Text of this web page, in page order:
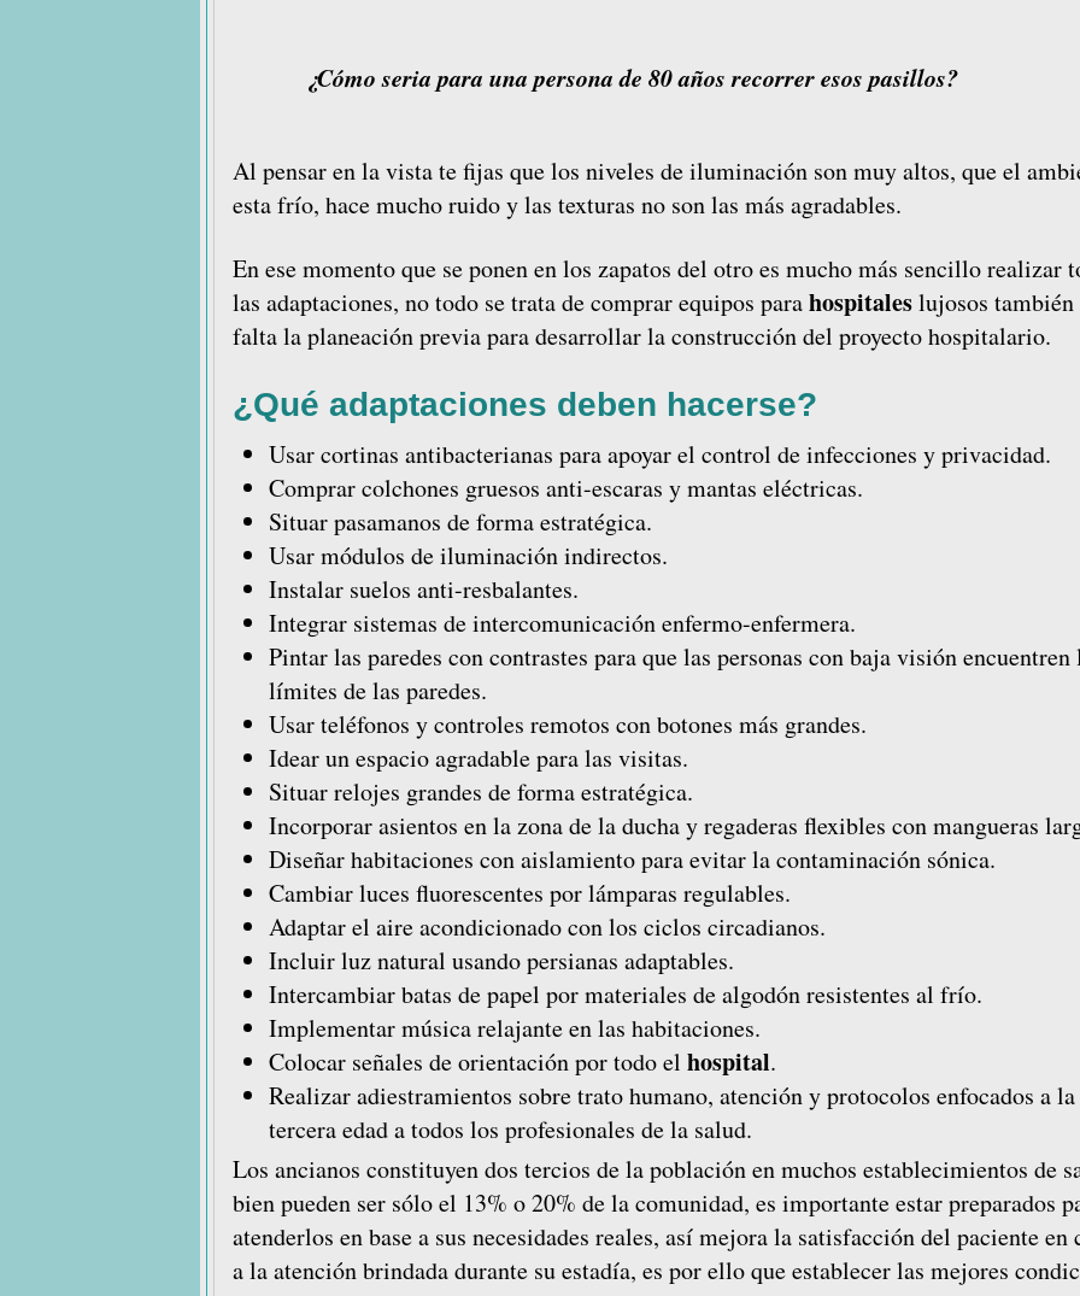
¿Cómo seria para una persona de 80 años recorrer esos pasillos?
Al pensar en la vista te fijas que los niveles de iluminación son muy altos, que el
esta frío, hace mucho ruido y las texturas no son las más agradables.
En ese momento que se ponen en los zapatos del otro es mucho más sencillo realizar
las adaptaciones, no todo se trata de comprar equipos parahospitaleslujosos también
falta la planeación previa para desarrollar la construcción del proyecto hospitalario.
¿Qué adaptaciones deben hacerse?
Usar cortinas antibacterianas para apoyar el control de infecciones y privacidad.
Comprar colchones gruesos anti-escaras y mantas eléctricas.
Situar pasamanos de forma estratégica.
Usar módulos de iluminación indirectos.
Instalar suelos anti-resbalantes.
Integrar sistemas de intercomunicación enfermo-enfermera.
Pintar las paredes con contrastes para que las personas con baja visión encuentren
límites de las paredes.
Usar teléfonos y controles remotos con botones más grandes.
Idear un espacio agradable para las visitas.
Situar relojes grandes de forma estratégica.
Incorporar asientos en la zona de la ducha y regaderas flexibles con mangueras
Diseñar habitaciones con aislamiento para evitar la contaminación sónica.
Cambiar luces fluorescentes por lámparas regulables.
Adaptar el aire acondicionado con los ciclos circadianos.
Incluir luz natural usando persianas adaptables.
Intercambiar batas de papel por materiales de algodón resistentes al frío.
Implementar música relajante en las habitaciones.
Colocar señales de orientación por todo el hospital.
Realizar adiestramientos sobre trato humano, atención y protocolos enfocados a la
tercera edad a todos los profesionales de la salud.
Los ancianos constituyen dos tercios de la población en muchos establecimientos de
bien pueden ser sólo el 13% o 20% de la comunidad, es importante estar preparados
atenderlos en base a sus necesidades reales, así mejora la satisfacción del paciente en
a la atención brindada durante su estadía, es por ello que establecer las mejores